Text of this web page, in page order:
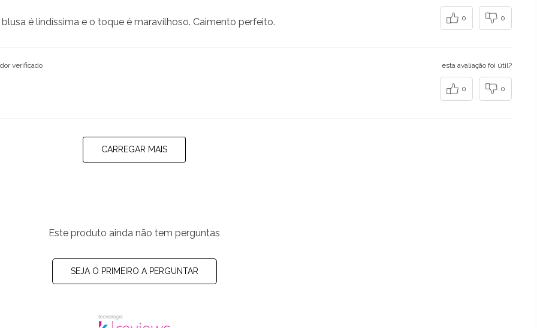
é lindíssima e o toque é maravilhoso. Caimento perfeito. 0 0
verificado esta avaliação foi útil?
0 0
CARREGAR MAIS
Este produto ainda não tem perguntas
SEJA O PRIMEIRO A PERGUNTAR